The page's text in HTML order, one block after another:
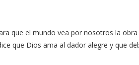
que el mundo vea por nosotros la
que Dios ama al dador alegre y que